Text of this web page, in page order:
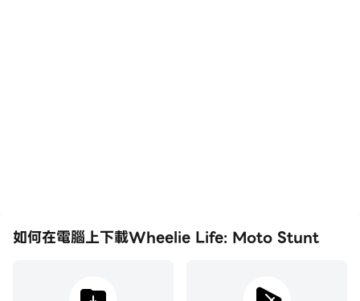
如何在電腦上下載Wheelie Life: Moto Stunt